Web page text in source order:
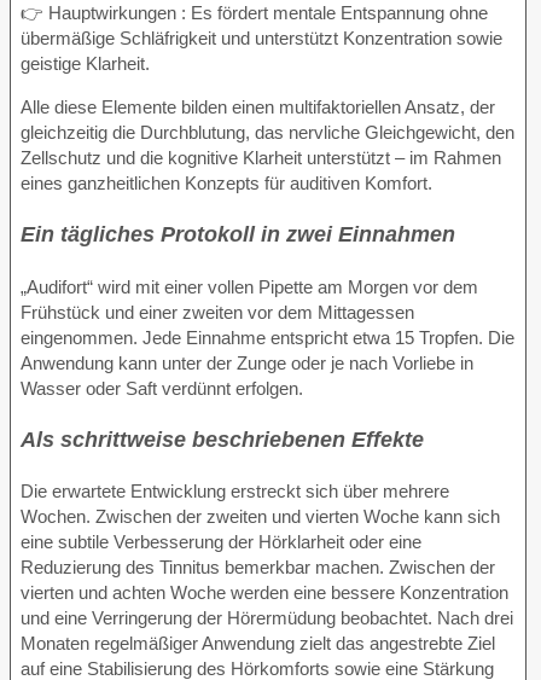
👉 Hauptwirkungen : Es fördert mentale Entspannung ohne
übermäßige Schläfrigkeit und unterstützt Konzentration sowie
geistige Klarheit.
Alle diese Elemente bilden einen multifaktoriellen Ansatz, der
gleichzeitig die Durchblutung, das nervliche Gleichgewicht, den
Zellschutz und die kognitive Klarheit unterstützt – im Rahmen
eines ganzheitlichen Konzepts für auditiven Komfort.
Ein tägliches Protokoll in zwei Einnahmen
„Audifort“ wird mit einer vollen Pipette am Morgen vor dem
Frühstück und einer zweiten vor dem Mittagessen
eingenommen. Jede Einnahme entspricht etwa 15 Tropfen. Die
Anwendung kann unter der Zunge oder je nach Vorliebe in
Wasser oder Saft verdünnt erfolgen.
Als schrittweise beschriebenen Effekte
Die erwartete Entwicklung erstreckt sich über mehrere
Wochen. Zwischen der zweiten und vierten Woche kann sich
eine subtile Verbesserung der Hörklarheit oder eine
Reduzierung des Tinnitus bemerkbar machen. Zwischen der
vierten und achten Woche werden eine bessere Konzentration
und eine Verringerung der Hörermüdung beobachtet. Nach drei
Monaten regelmäßiger Anwendung zielt das angestrebte Ziel
auf eine Stabilisierung des Hörkomforts sowie eine Stärkung